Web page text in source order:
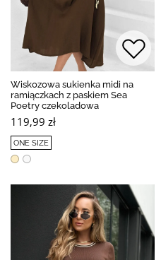
Wiskozowa sukienka midi na
ramiączkach z paskiem Sea
Poetry czekoladowa
119,99 zł
ONE SIZE